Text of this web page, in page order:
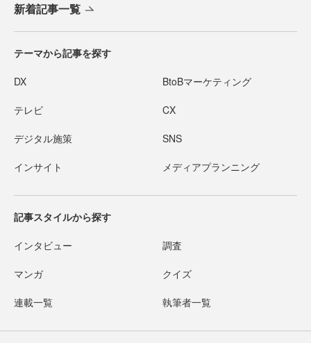
新着記事一覧
テーマから記事を探す
DX BtoBマーケティング
テレビ CX
デジタル施策 SNS
インサイト メディアプランニング
記事スタイルから探す
インタビュー 調査
マンガ クイズ
連載一覧 執筆者一覧